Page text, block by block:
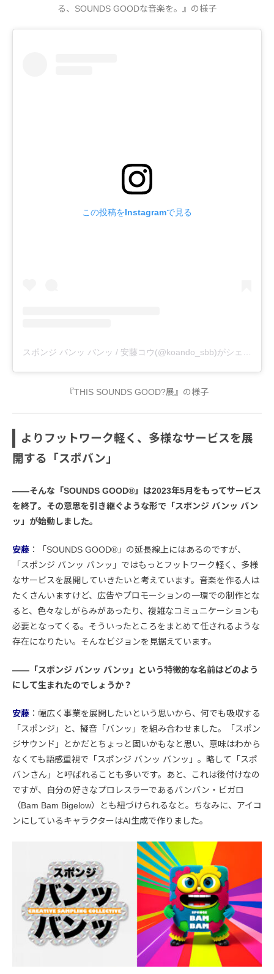
る、SOUNDS GOODな音楽を。』の様子
この投稿をInstagramで見る
『THIS SOUNDS GOOD?展』の様子
よりフットワーク軽く、多様なサービスを展
開する「スポバン」
――そんな「SOUNDS GOOD®︎」は2023年5月をもってサービス
を終了。その意思を引き継ぐような形で「スポンジ バンッ バン
ッ」が始動しました。
安藤 ：「SOUNDS GOOD®︎」の延長線上にはあるのですが、
「スポンジ バンッ バンッ」ではもっとフットワーク軽く、多様
なサービスを展開していきたいと考えています。音楽を作る人は
たくさんいますけど、広告やプロモーションの一環での制作とな
ると、色々なしがらみがあったり、複雑なコミュニケーションも
必要となってくる。そういったところをまとめて任されるような
存在になりたい。そんなビジョンを見据えています。
――「スポンジ バンッ バンッ」という特徴的な名前はどのよう
にして生まれたのでしょうか？
安藤 ：幅広く事業を展開したいという思いから、何でも吸収する
「スポンジ」と、擬音「バンッ」を組み合わせました。「スポン
ジサウンド」とかだとちょっと固いかもなと思い、意味はわから
なくても語感重視で「スポンジ バンッ バンッ」。略して「スポ
バンさん」と呼ばれることも多いです。あと、これは後付けなの
ですが、自分の好きなプロレスラーであるバンバン・ビガロ
（Bam Bam Bigelow）とも紐づけられるなと。ちなみに、アイコ
ンにしているキャラクターはAI生成で作りました。